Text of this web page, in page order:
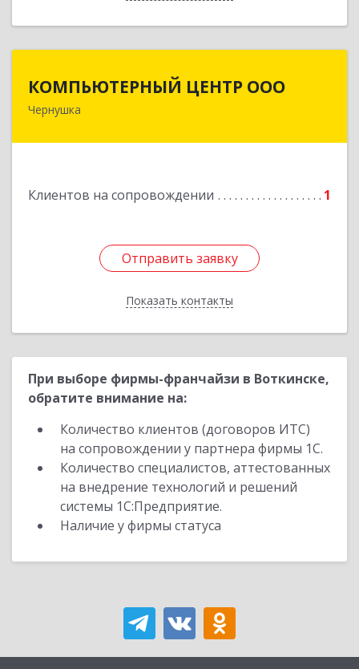
КОМПЬЮТЕРНЫЙ ЦЕНТР ООО
Чернушка
Клиентов на сопровождении 1
Отправить заявку
Показать контакты
КОМПЬЮТЕРНЫЙ ЦЕНТР ООО
Отправить заявку
Назад
При выборе фирмы-франчайзи в Воткинске,
обратите внимание на:
Количество клиентов (договоров ИТС)
на сопровождении у партнера фирмы 1С.
Количество специалистов, аттестованных
на внедрение технологий и решений
системы 1С:Предприятие.
Наличие у фирмы статуса